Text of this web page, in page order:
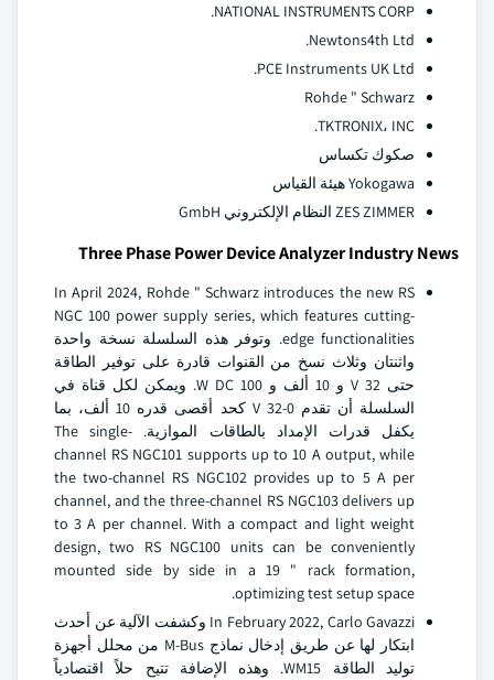
NATIONAL INSTRUMENTS CORP.
Newtons4th Ltd.
PCE Instruments UK Ltd.
Rohde " Schwarz
TKTRONIX، INC.
صكوك تكساس
Yokogawa هيئة القياس
ZES ZIMMER النظام الإلكتروني GmbH
Three Phase Power Device Analyzer Industry News
In April 2024, Rohde " Schwarz introduces the new RS
NGC 100 power supply series, which features cutting-
edge functionalities. وتوفر هذه السلسلة نسخة واحدة
واثنتان وثلاث نسخ من القنوات قادرة على توفير الطاقة
حتى 32 V و 10 ألف و 100 W DC. ويمكن لكل قناة في
السلسلة أن تقدم 0-32 V كحد أقصى قدره 10 ألف، بما
يكفل قدرات الإمداد بالطاقات الموازية. The single-
channel RS NGC101 supports up to 10 A output, while
the two-channel RS NGC102 provides up to 5 A per
channel, and the three-channel RS NGC103 delivers up
to 3 A per channel. With a compact and light weight
design, two RS NGC100 units can be conveniently
mounted side by side in a 19 " rack formation,
optimizing test setup space.
In February 2022, Carlo Gavazzi وكشفت الآلية عن أحدث
ابتكار لها عن طريق إدخال نماذج M-Bus من محلل أجهزة
توليد الطاقة WM15. وهذه الإضافة تتيح حلاً اقتصادياً